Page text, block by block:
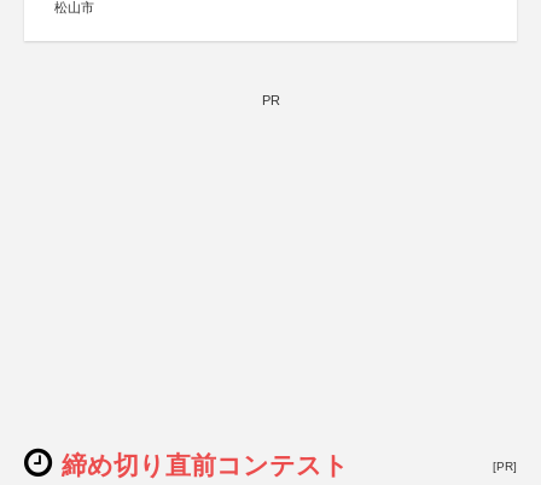
松山市
PR
締め切り直前コンテスト [PR]